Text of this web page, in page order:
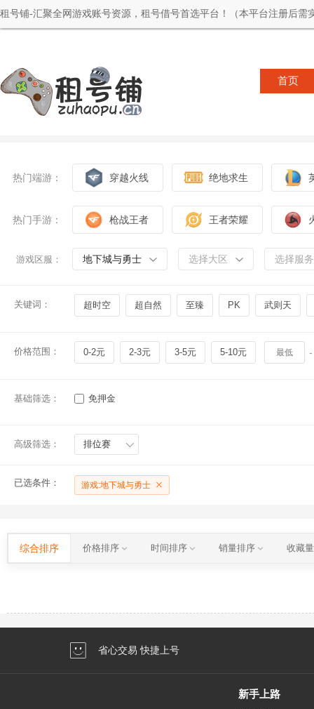
租号铺-汇聚全网游戏账号资源，租号借号首选平台！（本平台注册后需
首页
热门端游： 穿越火线 绝地求生
热门手游： 枪战王者 王者荣耀
游戏区服： 地下城与勇士 选择大区 选择服
关键词： 超时空 超自然 至臻 PK 武则天
价格范围： 0-2元 2-3元 3-5元 5-10元 -
基础筛选： 免押金
高级筛选： 排位赛
已选条件： 游戏:地下城与勇士
综合排序 价格排序 时间排序 销量排序 收藏
省心交易 快捷上号
新手上路